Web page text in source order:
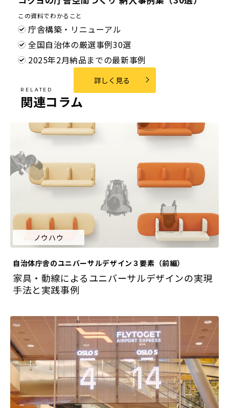
この資料でわかること
庁舎構築・リニューアル
全国自治体の厳選事例30選
2025年2月納品までの最新事例
詳しく見る
関連コラム
自治体庁舎のユニバーサルデザイン３要素（前編）
家具・動線によるユニバーサルデザインの実現
手法と実践事例
ノウハウ